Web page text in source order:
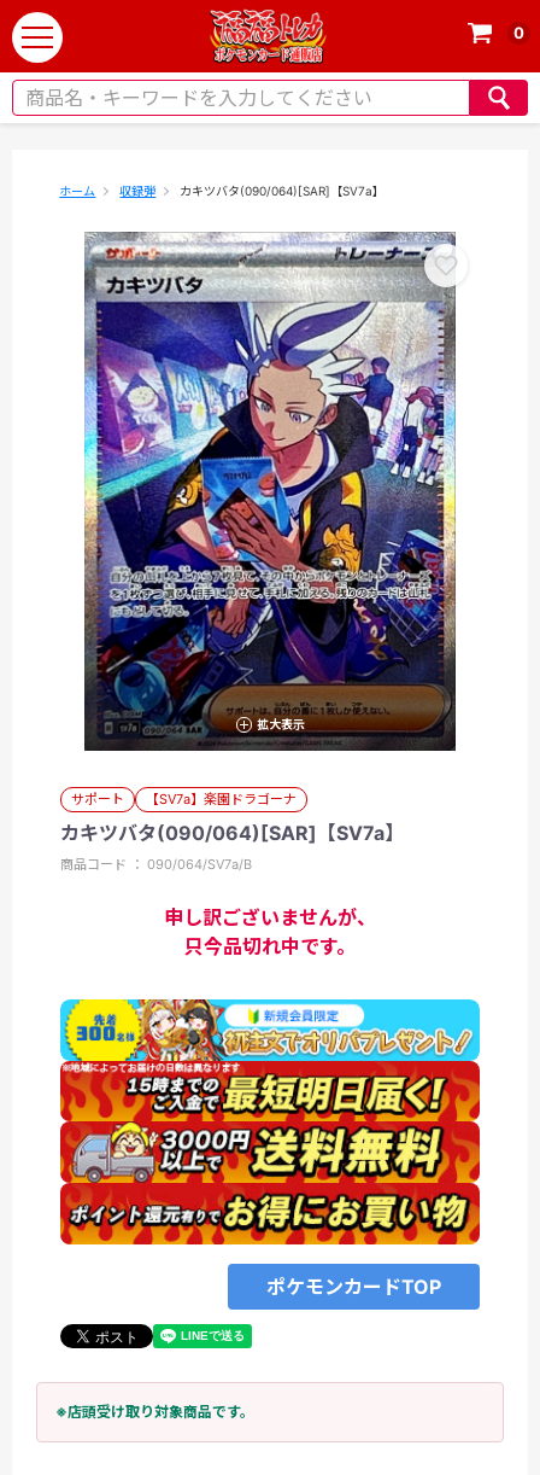
t
o
g
0
ホーム 収録弾 カキツバタ(090/064)[SAR]【SV7a】
拡大表示
サポート 【SV7a】楽園ドラゴーナ
カキツバタ(090/064)[SAR]【SV7a】
商品コード ： 090/064/SV7a/B
申し訳ございませんが、
只今品切れ中です。
ポケモンカードTOP
※店頭受け取り対象商品です。